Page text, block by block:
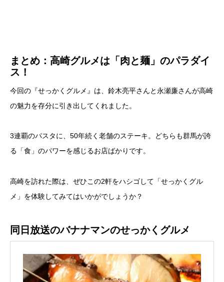
まとめ：高崎グルメは「肉と麺」のパラダイ
ス！
今回の『せっかくグルメ』は、鈴木亮平さんと永瀬廉さんが高崎
の魅力を存分に引き出してくれました。
3連覇のパスタに、50年続く老舗のステーキ。どちらも群馬が誇
る「食」のパワーを感じるお店ばかりです。
高崎を訪れた際は、ぜひこの2軒をハシゴして「せっかくグル
メ」を体験してみてはいかがでしょうか？
同日放送のバナナマンのせっかくグルメ